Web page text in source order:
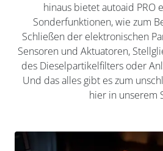
hinaus bietet autoaid PRO
Sonderfunktionen, wie zum
Schließen der elektronischen
Sensoren und Aktuatoren,
des Dieselpartikelfilters oder
Und das alles gibt es zum
hier in unserem